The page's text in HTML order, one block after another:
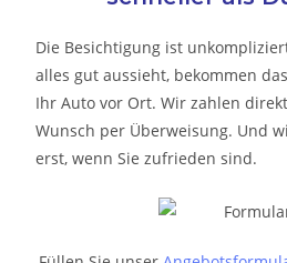
Die Besichtigung ist
alles gut aussieht, bekommen
Ihr Auto vor Ort. Wir zahlen
Wunsch per Überweisung. Und
erst, wenn Sie zufrieden sind.